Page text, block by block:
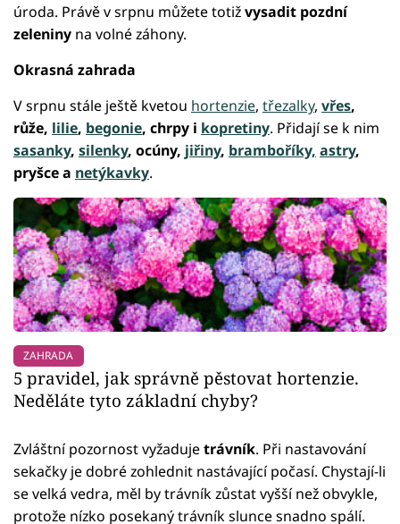
úroda. Právě v srpnu můžete totižvysadit pozdní
zeleniny na volné záhony.
Okrasná zahrada
V srpnu stále ještě kvetou hortenzie, třezalky, vřes,
růže, lilie, begonie, chrpy i kopretiny. Přidají se k nim
sasanky, silenky, ocúny, jiřiny, bramboříky, astry,
pryšce a netýkavky.
ZAHRADA
5 pravidel, jak správně pěstovat hortenzie.
Neděláte tyto základní chyby?
Zvláštní pozornost vyžadujetrávník. Při nastavování
sekačky je dobré zohlednit nastávající počasí. Chystají-li
se velká vedra, měl by trávník zůstat vyšší než obvykle,
protože nízko posekaný trávník slunce snadno spálí.